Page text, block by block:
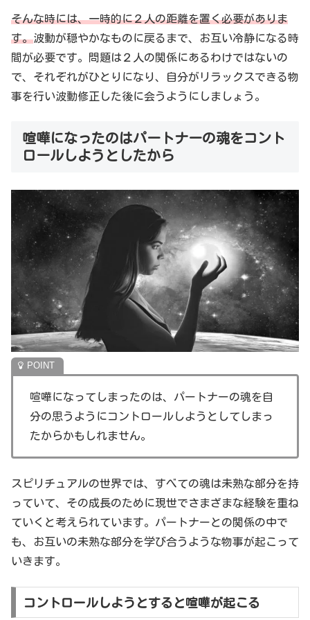
そんな時には、一時的に２人の距離を置く必要がありま
す。波動が穏やかなものに戻るまで、お互い冷静になる時
間が必要です。問題は２人の関係にあるわけではないの
で、それぞれがひとりになり、自分がリラックスできる物
事を行い波動修正した後に会うようにしましょう。
喧嘩になったのはパートナーの魂をコント
ロールしようとしたから
喧嘩になってしまったのは、パートナーの魂を自
分の思うようにコントロールしようとしてしまっ
たからかもしれません。
スピリチュアルの世界では、すべての魂は未熟な部分を持
っていて、その成長のために現世でさまざまな経験を重ね
ていくと考えられています。パートナーとの関係の中で
も、お互いの未熟な部分を学び合うような物事が起こって
いきます。
コントロールしようとすると喧嘩が起こる